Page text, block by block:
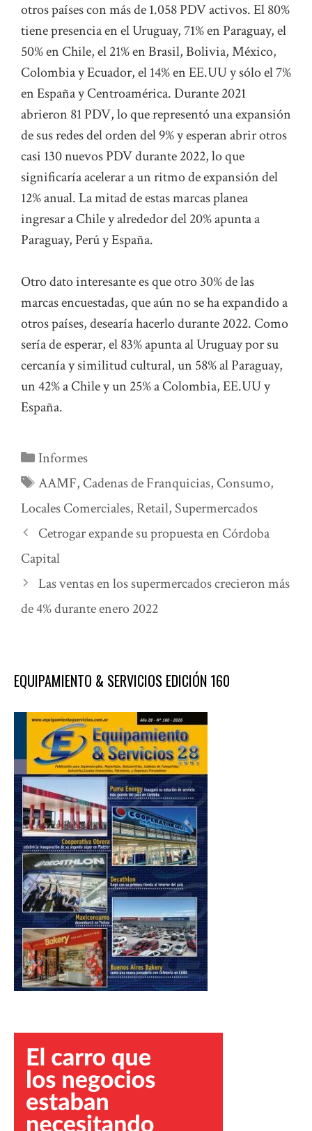
otros países con más de 1.058 PDV activos. El 80%
tiene presencia en el Uruguay, 71% en Paraguay, el
50% en Chile, el 21% en Brasil, Bolivia, México,
Colombia y Ecuador, el 14% en EE.UU y sólo el 7%
en España y Centroamérica. Durante 2021
abrieron 81 PDV, lo que representó una expansión
de sus redes del orden del 9% y esperan abrir otros
casi 130 nuevos PDV durante 2022, lo que
significaría acelerar a un ritmo de expansión del
12% anual. La mitad de estas marcas planea
ingresar a Chile y alrededor del 20% apunta a
Paraguay, Perú y España.
Otro dato interesante es que otro 30% de las
marcas encuestadas, que aún no se ha expandido a
otros países, desearía hacerlo durante 2022. Como
sería de esperar, el 83% apunta al Uruguay por su
cercanía y similitud cultural, un 58% al Paraguay,
un 42% a Chile y un 25% a Colombia, EE.UU y
España.
Categorías
Informes
Etiquetas
AAMF, Cadenas de Franquicias, Consumo,
Locales Comerciales, Retail, Supermercados
Cetrogar expande su propuesta en Córdoba
Capital
Las ventas en los supermercados crecieron más
de 4% durante enero 2022
EQUIPAMIENTO & SERVICIOS EDICIÓN 160